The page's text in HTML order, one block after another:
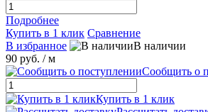
Подробнее
Купить в 1 клик Сравнение
В избранное
В наличии
90 руб. / м
Сообщить о
Купить в 1 клик